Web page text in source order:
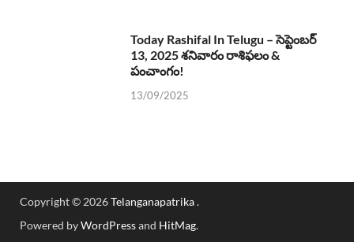
Today Rashifal In Telugu – సెప్టెంబర్
13, 2025 శనివారం రాశిఫలం &
పంచాంగం!
13/09/2025
Copyright © 2026Telanganapatrika.
Powered byWordPressand HitMag.